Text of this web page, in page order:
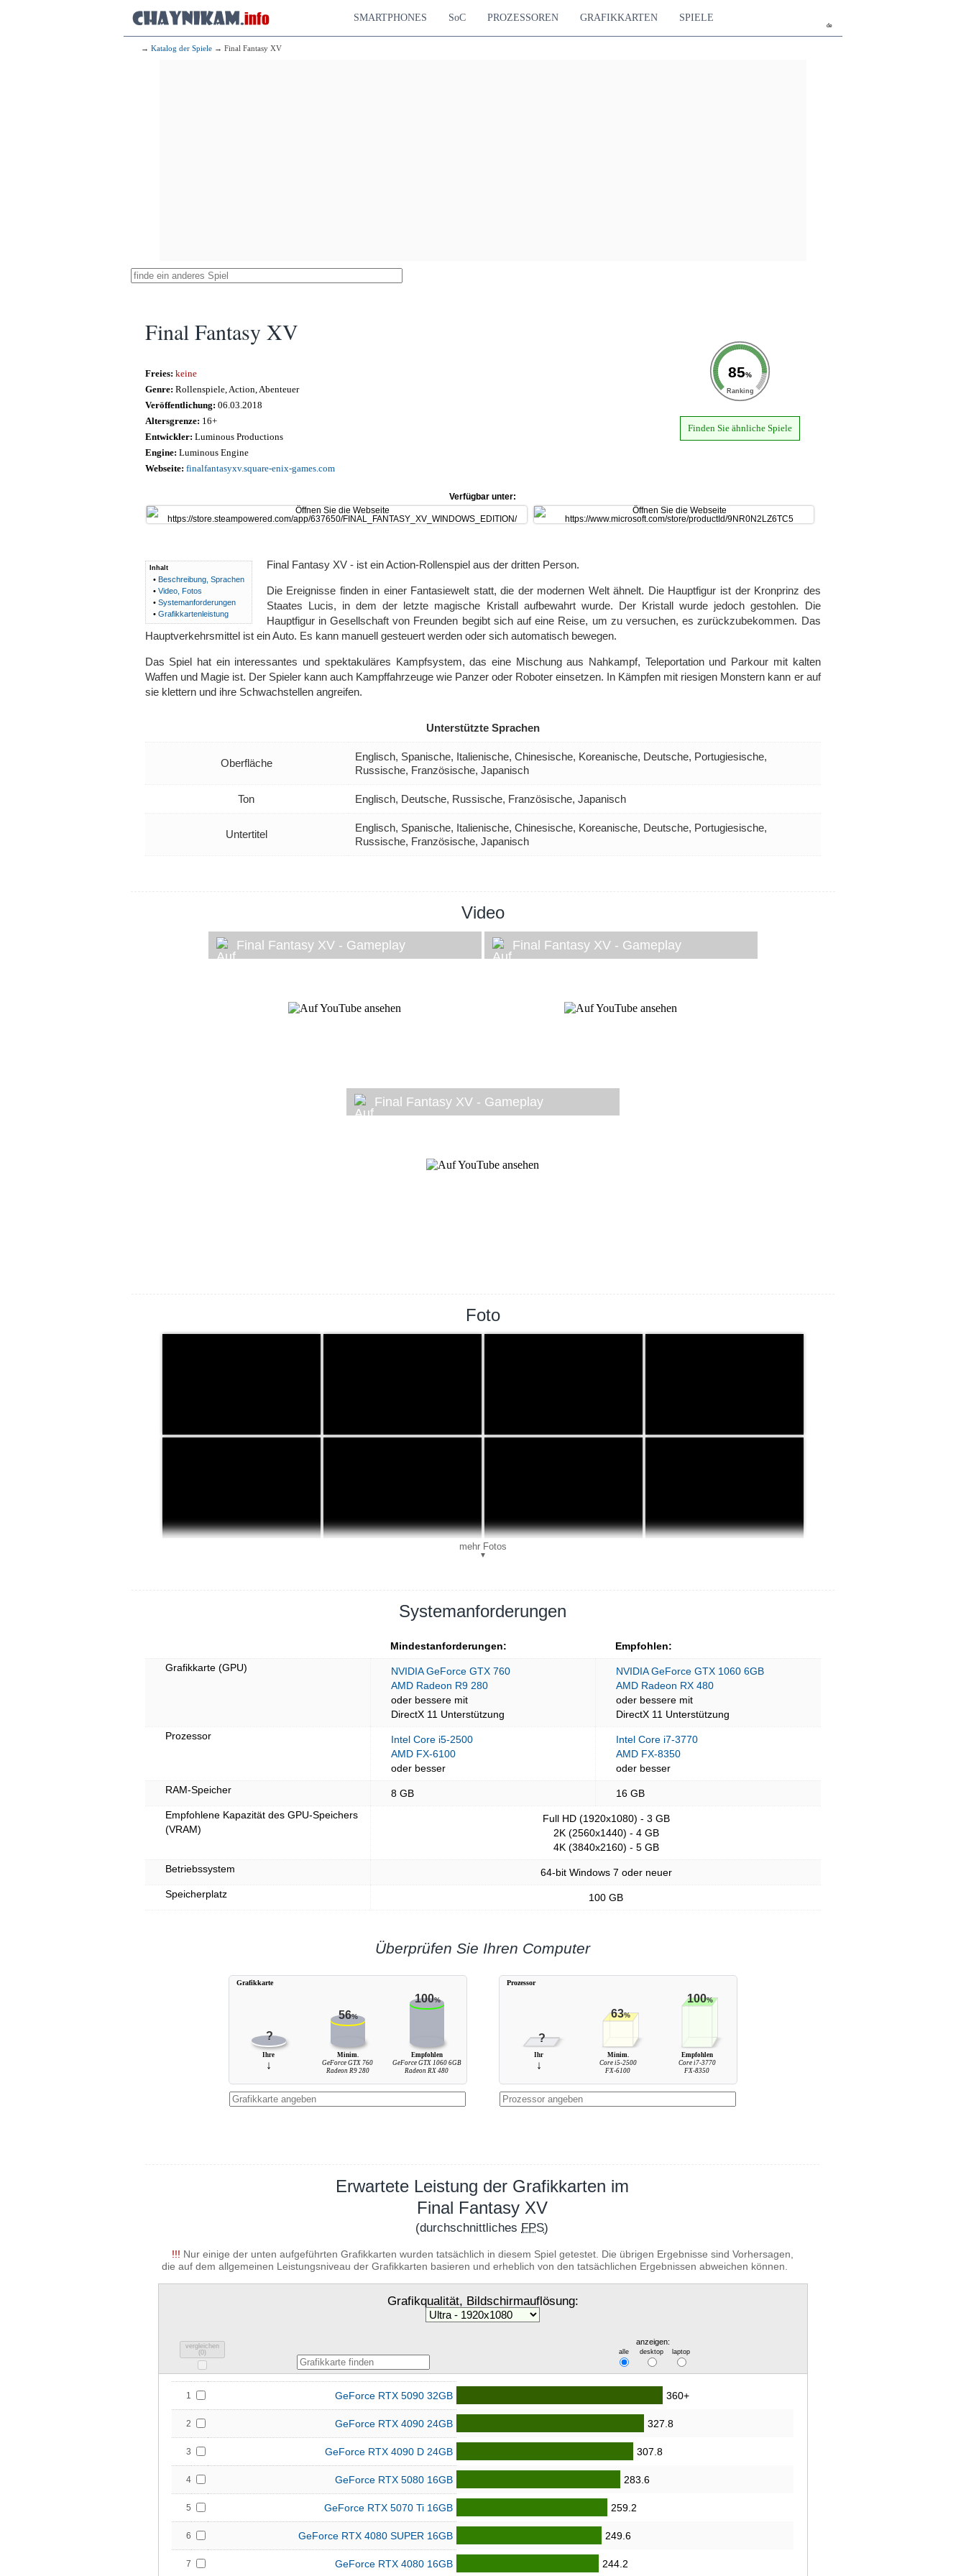
de
SMARTPHONES SoC PROZESSOREN GRAFIKKARTEN SPIELE
→ Katalog der Spiele → Final Fantasy XV
Final Fantasy XV
85%
Ranking
Finden Sie ähnliche Spiele
Freies: keine
Genre: Rollenspiele, Action, Abenteuer
Veröffentlichung: 06.03.2018
Altersgrenze: 16+
Entwickler: Luminous Productions
Engine: Luminous Engine
Webseite: finalfantasyxv.square-enix-games.com
Verfügbar unter:
Inhalt
• Beschreibung, Sprachen
• Video, Fotos
• Systemanforderungen
• Grafikkartenleistung
Final Fantasy XV - ist ein Action-Rollenspiel aus der dritten Person.
Die Ereignisse finden in einer Fantasiewelt statt, die der modernen Welt ähnelt. Die Hauptfigur ist der Kronprinz des
Staates Lucis, in dem der letzte magische Kristall aufbewahrt wurde. Der Kristall wurde jedoch gestohlen. Die
Hauptfigur in Gesellschaft von Freunden begibt sich auf eine Reise, um zu versuchen, es zurückzubekommen. Das
Hauptverkehrsmittel ist ein Auto. Es kann manuell gesteuert werden oder sich automatisch bewegen.
Das Spiel hat ein interessantes und spektakuläres Kampfsystem, das eine Mischung aus Nahkampf, Teleportation und Parkour mit kalten
Waffen und Magie ist. Der Spieler kann auch Kampffahrzeuge wie Panzer oder Roboter einsetzen. In Kämpfen mit riesigen Monstern kann er auf
sie klettern und ihre Schwachstellen angreifen.
Unterstützte Sprachen
Oberfläche
Englisch, Spanische, Italienische, Chinesische, Koreanische, Deutsche, Portugiesische,
Russische, Französische, Japanisch
Ton Englisch, Deutsche, Russische, Französische, Japanisch
Untertitel
Englisch, Spanische, Italienische, Chinesische, Koreanische, Deutsche, Portugiesische,
Russische, Französische, Japanisch
Video
Final Fantasy XV - Gameplay Final Fantasy XV - Gameplay
Final Fantasy XV - Gameplay
Foto
mehr Fotos
▼
Systemanforderungen
Mindestanforderungen:
Empfohlen:
Grafikkarte (GPU)
NVIDIA GeForce GTX 760
AMD Radeon R9 280
oder bessere mit
DirectX 11 Unterstützung
NVIDIA GeForce GTX 1060 6GB
AMD Radeon RX 480
oder bessere mit
DirectX 11 Unterstützung
Prozessor
Intel Core i5-2500
AMD FX-6100
oder besser
Intel Core i7-3770
AMD FX-8350
oder besser
RAM-Speicher
8 GB
16 GB
Empfohlene Kapazität des GPU-Speichers
(VRAM)
Full HD (1920x1080) - 3 GB
2K (2560x1440) - 4 GB
4K (3840x2160) - 5 GB
Betriebssystem
64-bit Windows 7 oder neuer
Speicherplatz
100 GB
Überprüfen Sie Ihren Computer
?
56%
100%
Ihre
↓
Minim.
GeForce GTX 760
Radeon R9 280
Empfohlen
GeForce GTX 1060 6GB
Radeon RX 480
Grafikkarte
?
63%
100%
Ihr
↓
Minim.
Core i5-2500
FX-6100
Empfohlen
Core i7-3770
FX-8350
Prozessor
Erwartete Leistung der Grafikkarten im
Final Fantasy XV
(durchschnittliches FPS)
!!! Nur einige der unten aufgeführten Grafikkarten wurden tatsächlich in diesem Spiel getestet. Die übrigen Ergebnisse sind Vorhersagen,
die auf dem allgemeinen Leistungsniveau der Grafikkarten basieren und erheblich von den tatsächlichen Ergebnissen abweichen können.
Grafikqualität, Bildschirmauflösung:
vergleichen
(0)
anzeigen:
alle desktop laptop
1 GeForce RTX 5090 32GB 360+
2 GeForce RTX 4090 24GB 327.8
3 GeForce RTX 4090 D 24GB 307.8
4 GeForce RTX 5080 16GB 283.6
5 GeForce RTX 5070 Ti 16GB 259.2
6 GeForce RTX 4080 SUPER 16GB 249.6
7 GeForce RTX 4080 16GB 244.2